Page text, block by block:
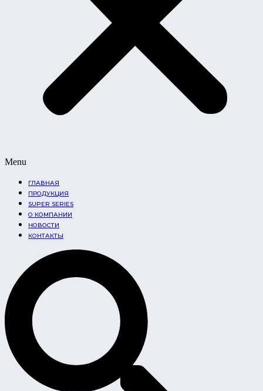
Menu
ГЛАВНАЯ
ПРОДУКЦИЯ
SUPER SERIES
О КОМПАНИИ
НОВОСТИ
КОНТАКТЫ